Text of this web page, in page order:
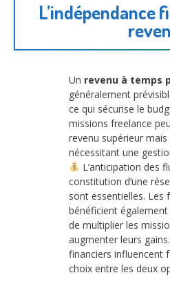
L’indépendance
Un revenu à temps
généralement
ce qui sécurise le
missions freelance
revenu supérieur mais
nécessitant une
L’anticipation des
constitution d’une
sont essentielles. Les
bénéficient
de multiplier les
augmenter leurs
financiers influencent
choix entre les deux